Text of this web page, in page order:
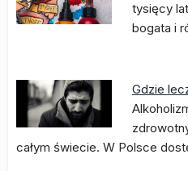
tysięcy
bogata i
Gdzie
całym świecie. W Polsce